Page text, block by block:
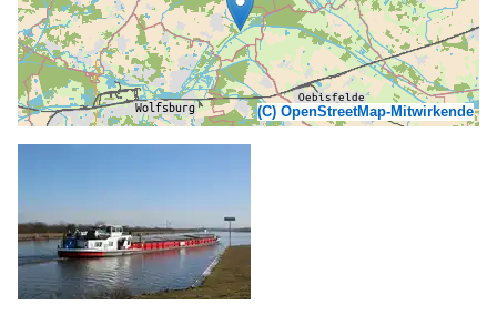
(C) OpenStreetMap-Mitwirkende